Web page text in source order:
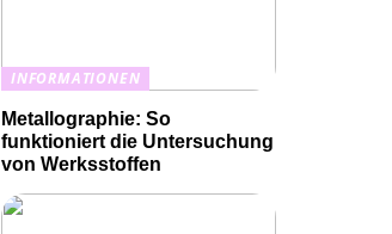
INFORMATIONEN
Metallographie: So
funktioniert die Untersuchung
von Werksstoffen